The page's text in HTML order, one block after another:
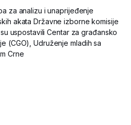
za analizu i unaprijeđenje
akata Državne izborne komisije
uspostavili Centar za građansko
(CGO), Udruženje mladih sa
Crne